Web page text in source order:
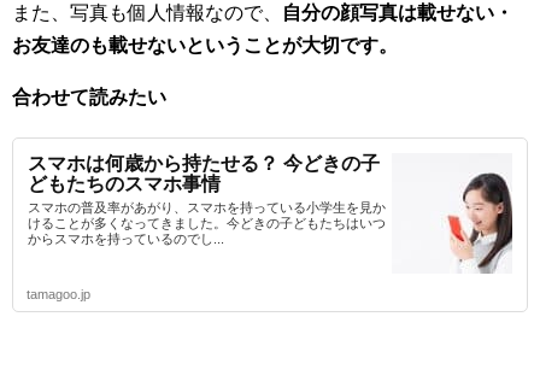
また、写真も個人情報なので、
自分の顔写真は載せない・
お友達のも載せないということが大切です。
合わせて読みたい
スマホは何歳から持たせる？ 今どきの子
どもたちのスマホ事情
スマホの普及率があがり、スマホを持っている小学生を見か
けることが多くなってきました。今どきの子どもたちはいつ
からスマホを持っているのでし...
tamagoo.jp